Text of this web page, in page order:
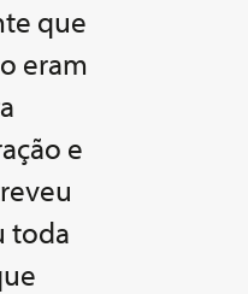
que
eram
e
toda